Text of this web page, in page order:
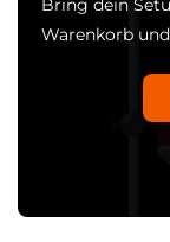
Warenkorb